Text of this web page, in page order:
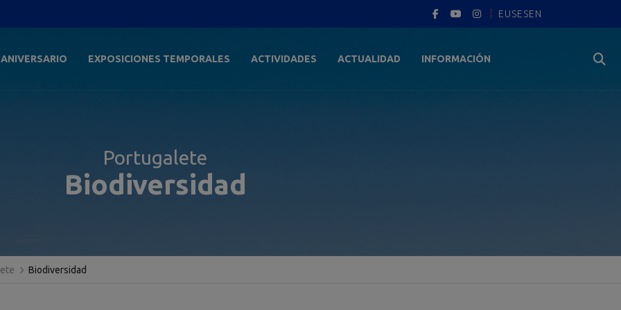
EUSESEN
EXPOSICIONES TEMPORALES ACTIVIDADES ACTUALIDAD INFORMACIÓN
Portugalete
Biodiversidad
Biodiversidad